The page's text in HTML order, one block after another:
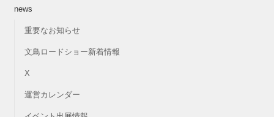
news
重要なお知らせ
文鳥ロードショー新着情報
X
運営カレンダー